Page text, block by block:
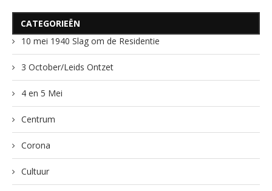
CATEGORIEËN
10 mei 1940 Slag om de Residentie
3 October/Leids Ontzet
4 en 5 Mei
Centrum
Corona
Cultuur